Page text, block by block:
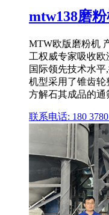
mtw138磨
MTW欧版磨粉机
工权威专家吸收
国际领先技术水
机型采用了锥齿
方解石其成品的通
联系电话: 180 3780